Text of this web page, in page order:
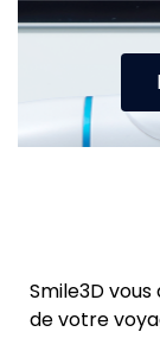
Smile3D
de votre